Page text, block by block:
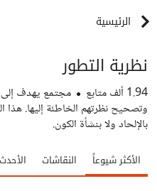
الرئيسية
نظرية التطور
1.94 ألف متابع
مجتمع يهدف إلى
وتصحيح نظرتهم الخاطئة إليها. هذا
بالإلحاد ولا بنشأة الكون.
الأكثر شيوعاً النقاشات الأحدث